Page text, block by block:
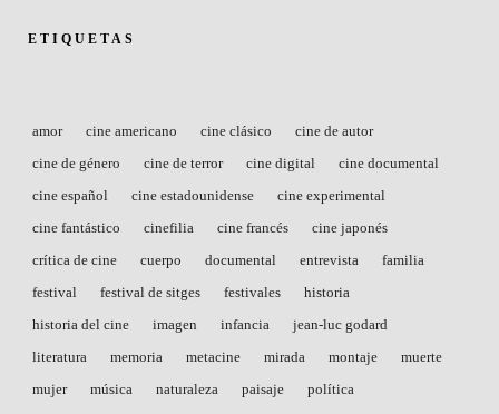
ETIQUETAS
amor cine americano cine clásico
cine de autor
cine de género
cine de terror cine digital
cine documental
cine español
cine estadounidense
cine experimental
cine fantástico
cinefilia cine francés
cine japonés
crítica de cine
cuerpo documental entrevista
familia
festival
festival de sitges festivales
historia
historia del cine
imagen infancia
jean-luc godard
literatura
memoria metacine mirada montaje
muerte
mujer
música naturaleza paisaje
política